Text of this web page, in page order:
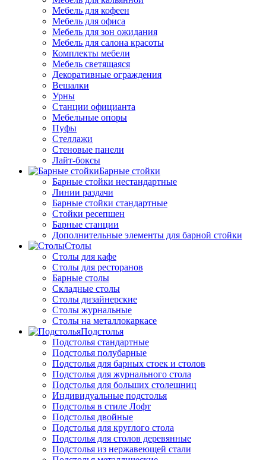
Мебель для кофеен
Мебель для офиса
Мебель для зон ожидания
Мебель для салона красоты
Комплекты мебели
Мебель светящаяся
Декоративные ограждения
Вешалки
Урны
Станции официанта
Мебельные опоры
Пуфы
Стеллажи
Стеновые панели
Лайт-боксы
Барные стойки
Барные стойки нестандартные
Линии раздачи
Барные стойки стандартные
Стойки ресепшен
Барные станции
Дополнительные элементы для барной стойки
Столы
Столы для кафе
Столы для ресторанов
Барные столы
Складные столы
Столы дизайнерские
Столы журнальные
Столы на металлокаркасе
Подстолья
Подстолья стандартные
Подстолья полубарные
Подстолья для барных стоек и столов
Подстолья для журнального стола
Подстолья для больших столешниц
Индивидуальные подстолья
Подстолья в стиле Лофт
Подстолья двойные
Подстолья для круглого стола
Подстолья для столов деревянные
Подстолья из нержавеющей стали